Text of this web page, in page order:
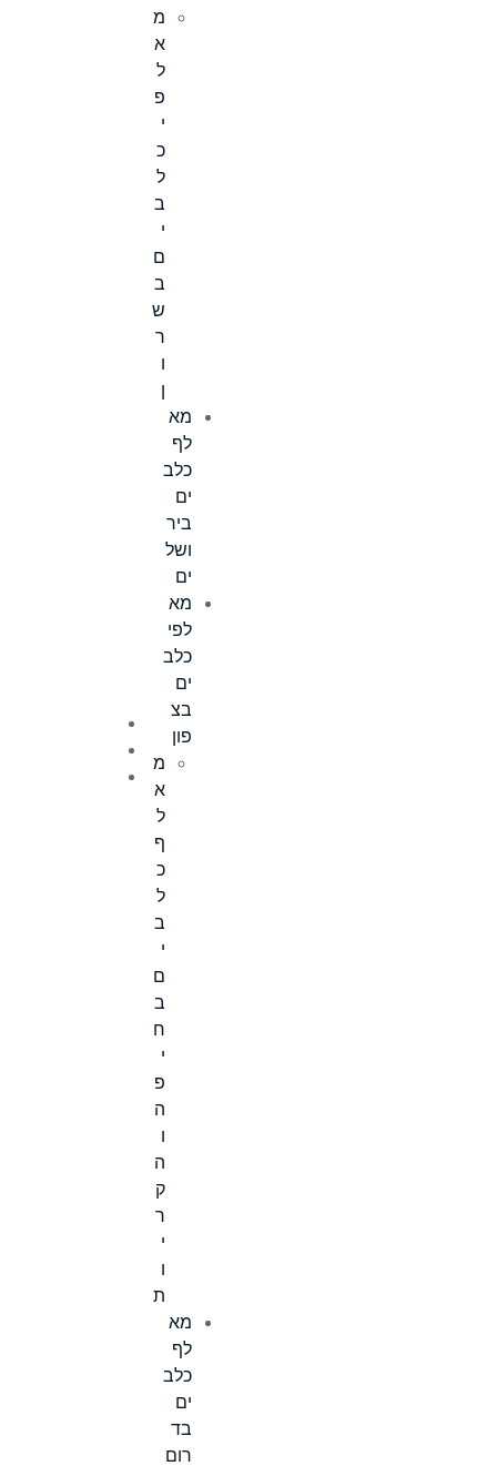
מ
א
ל
פ
י
כ
ל
ב
י
ם
ב
ש
ר
ו
ן
מא
לף
כלב
ים
ביר
ושל
ים
מא
לפי
כלב
ים
בצ
פון
מ
א
ל
ף
כ
ל
ב
י
ם
ב
ח
י
פ
ה
ו
ה
ק
ר
י
ו
ת
מא
לף
כלב
ים
בד
רום